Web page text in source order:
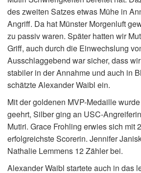
des zweiten Satzes etwas Mühe in
Angriff. Da hat Münster Morgenluft
zu passiv waren. Später hatten wir
Griff, auch durch die Einwechslung
Ausschlaggebend war sicher, dass
stabiler in der Annahme und auch in
schätzte Alexander Waibl ein.
Mit der goldenen MVP-Medaille
geehrt, Silber ging an USC-
Mutiri. Grace Frohling erwies sich mit
erfolgreichste Scorerin. Jennifer
Nathalie Lemmens 12 Zähler bei.
Alexander Waibl startete auch in das